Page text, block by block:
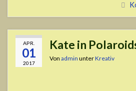
APR.
01
2017
Kate in
Von admin unterKreativ